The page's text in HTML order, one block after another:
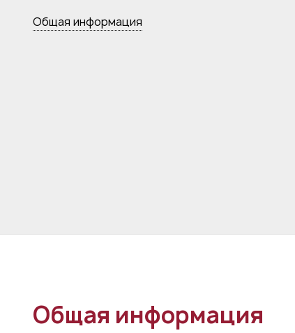
Общая информация
Общая информация